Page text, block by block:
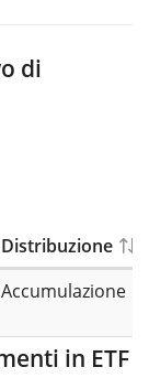
di
Distribuzione
Accumulazione
in ETF